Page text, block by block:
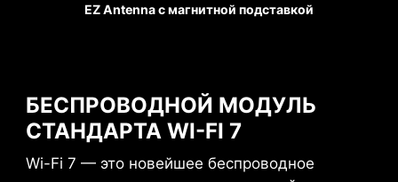
EZ Antenna с магнитной подставкой
БЕСПРОВОДНОЙ МОДУЛЬ
СТАНДАРТА WI-FI 7
Wi-Fi 7 — это новейшее беспроводное
позволяет использовать
конструкция слотов
обеспечивает защиту от
электромагнитных
помех.